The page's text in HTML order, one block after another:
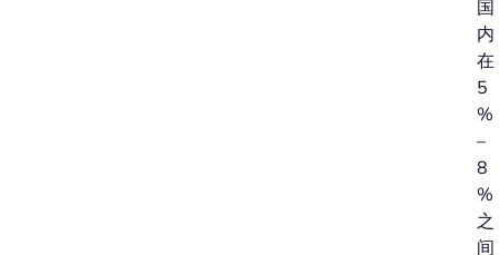
国
内
在
5
%
–
8
%
之
间